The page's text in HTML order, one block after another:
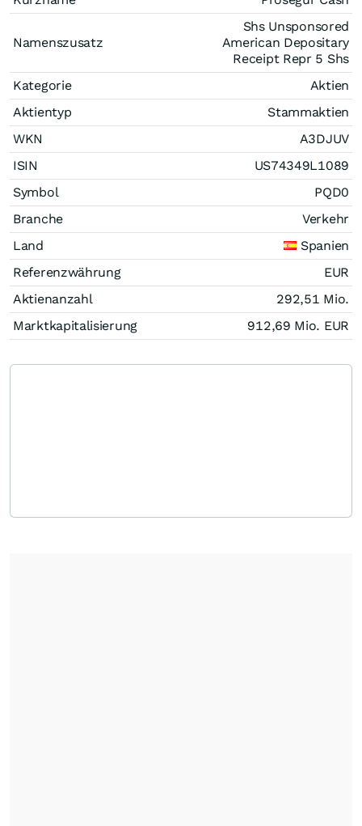
Namenszusatz
Shs Unsponsored
American Depositary
Receipt Repr 5 Shs
Kategorie
Aktien
Aktientyp
Stammaktien
WKN
A3DJUV
ISIN
US74349L1089
Symbol
PQD0
Branche
Verkehr
Land
Spanien
Referenzwährung
EUR
Aktienanzahl
292,51 Mio.
Marktkapitalisierung
912,69 Mio. EUR